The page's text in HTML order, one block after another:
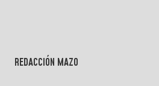
REDACCIÓN MAZO